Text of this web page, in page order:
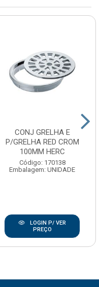
CONJ GRELHA E
P/GRELHA RED CROM
100MM HERC
Código: 170138
Embalagem: UNIDADE
LOGIN P/ VER
PREÇO